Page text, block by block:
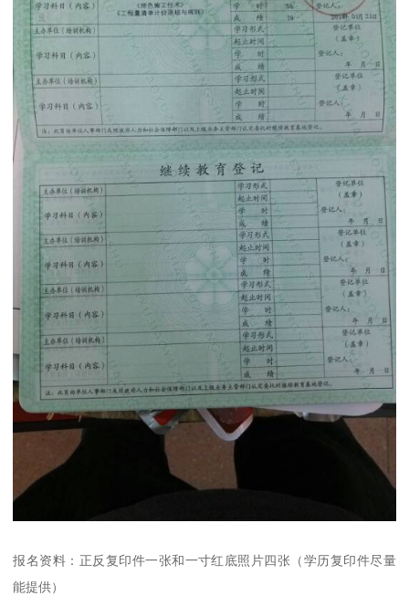
报名资料：正反复印件一张和一寸红底照片四张（学历复印件尽量
能提供）